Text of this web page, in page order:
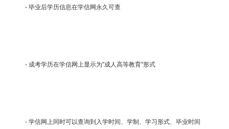
- 毕业后学历信息在学信网永久可查
- 成考学历在学信网上显示为"成人高等教育"形式
- 学信网上同时可以查询到入学时间、学制、学习形式、毕业时间